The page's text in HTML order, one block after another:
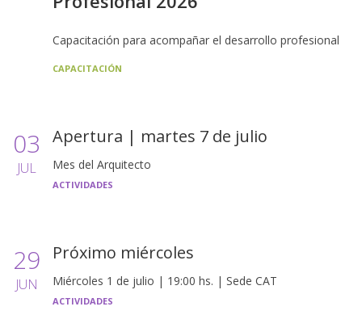
Capacitación para acompañar el desarrollo profesional
CAPACITACIÓN
03
JUL
Apertura | martes 7 de julio
Mes del Arquitecto
ACTIVIDADES
29
JUN
Próximo miércoles
Miércoles 1 de julio | 19:00 hs. | Sede CAT
ACTIVIDADES